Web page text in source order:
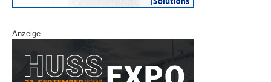
Anzeige